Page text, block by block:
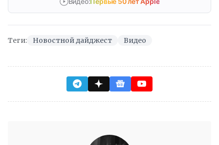
Теги: Новостной дайджест Видео